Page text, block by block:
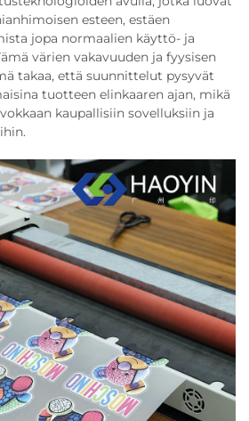
esteen, estäen
jopa normaalien käyttö- ja
värien vakavuuden ja fyysisen
takaa, että suunnittelut pysyvät
tuotteen elinkaaren ajan, mikä
kaupallisiin sovelluksiin ja